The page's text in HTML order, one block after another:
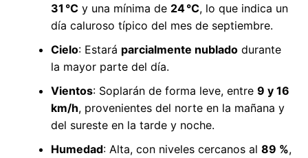
31 °Cy una mínima de 24 °C, lo que indica un
día caluroso típico del mes de septiembre.
Cielo: Estará parcialmente nubladodurante
la mayor parte del día.
Vientos: Soplarán de forma leve, entre 9 y 16
km/h, provenientes del norte en la mañana y
del sureste en la tarde y noche.
Humedad: Alta, con niveles cercanos al 89 %,